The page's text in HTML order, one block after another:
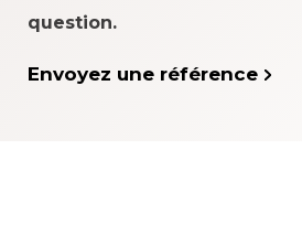
question.
Envoyez une référence